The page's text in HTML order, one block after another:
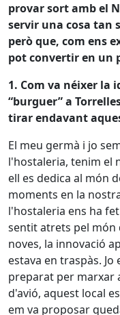
provar sort amb el
servir una cosa tan
però que, com ens
pot convertir en un
1. Com va néixer la
“burguer” a
tirar endavant
El meu germà i jo
l'hostaleria, tenim el
ell es dedica al món
moments en la
l'hostaleria ens ha
sentit atrets pel món
noves, la innovació
estava en traspàs. Jo
preparat per marxar
d'avió, aquest local
em va proposar